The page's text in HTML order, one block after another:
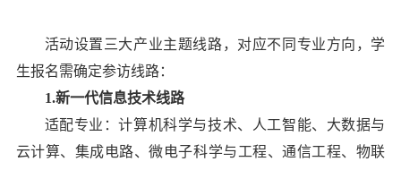
活动设置三大产业主题线路，对应不同专业方向，学
生报名需确定参访线路：
1.新一代信息技术线路
适配专业：计算机科学与技术、人工智能、大数据与
云计算、集成电路、微电子科学与工程、通信工程、物联